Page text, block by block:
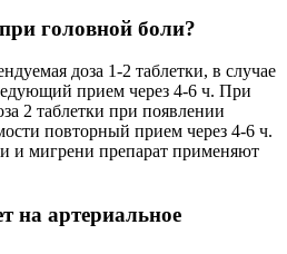
головной боли?
доза 1-2 таблетки, в случае
прием через 4-6 ч. При
2 таблетки при появлении
повторный прием через 4-6 ч.
и мигрени препарат применяют
на артериальное